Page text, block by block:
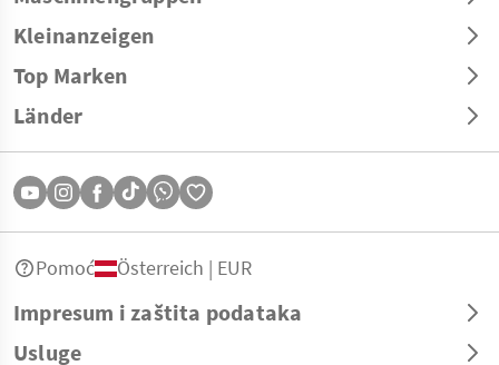
Kleinanzeigen
Top Marken
Länder
Impresum i zaštita podataka
Usluge
Pomoć Österreich | EUR